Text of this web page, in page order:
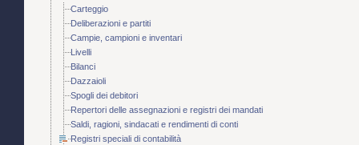
Carteggio
Deliberazioni e partiti
Campie, campioni e inventari
Livelli
Bilanci
Dazzaioli
Spogli dei debitori
Repertori delle assegnazioni e registri dei mandati
Saldi, ragioni, sindacati e rendimenti di conti
Registri speciali di contabilità